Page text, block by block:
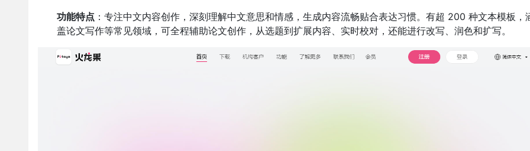
功能特点 ：专注中文内容创作，深刻理解中文意思和情感，生成内容流畅贴合表达习惯。有超 200 种文本模板，
盖论文写作等常见领域，可全程辅助论文创作，从选题到扩展内容、实时校对，还能进行改写、润色和扩写。